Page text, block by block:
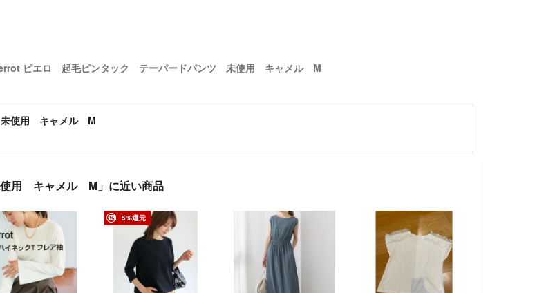
ピエロ 起毛ピンタック テーパードパンツ 未使用 キャメル M
使用 キャメル M
用 キャメル M」に近い商品
5%還元